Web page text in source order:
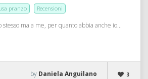
pranzo Recensioni
stesso ma a me, per quanto abbia anche io...
3
by Daniela Anguilano